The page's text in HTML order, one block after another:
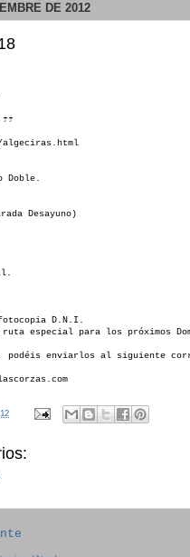
DE 2012
algeciras.html
Doble.
Desayuno)
D.N.I.
ruta especial para los próximos
podéis enviarlos al siguiente